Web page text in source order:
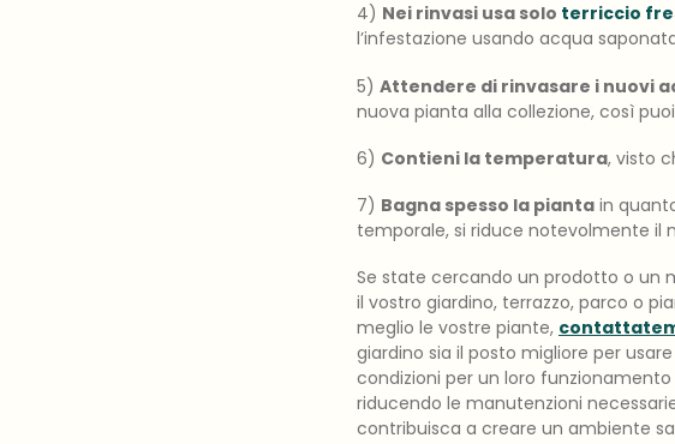
4) Nei rinvasi usa solo terriccio
l’infestazione usando acqua
5) Attendere di rinvasare i nuovi
nuova pianta alla collezione, così
6) Contieni la temperatura, visto
7) Bagna spesso la pianta in
temporale, si riduce notevolmente il
Se state cercando un prodotto o un
il vostro giardino, terrazzo, parco o
meglio le vostre piante,
giardino sia il posto migliore per usare
condizioni per un loro
riducendo le manutenzioni
contribuisca a creare un ambiente